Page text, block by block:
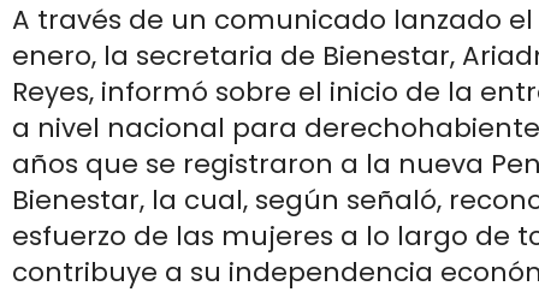
A través de un comunicado lanzado
enero, la secretaria de Bienestar,
Reyes, informó sobre el inicio de la
a nivel nacional para
años que se registraron a la nueva
Bienestar, la cual, según señaló,
esfuerzo de las mujeres a lo largo de
contribuye a su independencia